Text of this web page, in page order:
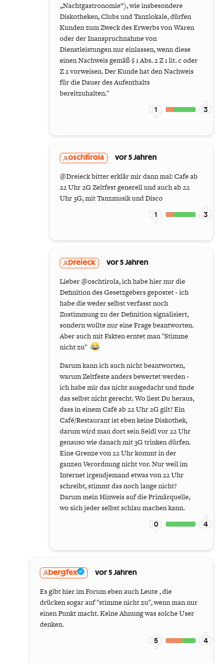
„Nachtgastronomie“), wie insbesondere
Diskotheken, Clubs und Tanzlokale, dürfen
Kunden zum Zweck des Erwerbs von Waren
oder der Inanspruchnahme von
Dienstleistungen nur einlassen, wenn diese
einen Nachweis gemäß § 1 Abs. 2 Z 1 lit. c oder
Z 2 vorweisen. Der Kunde hat den Nachweis
für die Dauer des Aufenthalts
bereitzuhalten."
1 3
oschtirola vor 5 Jahren
@Dreieck bitter erklär mir dann mal: Cafe ab
22 Uhr 2G Zeltfest generell und auch ab 22
Uhr 3G, mit Tanzmusik und Disco
1 3
Dreieck vor 5 Jahren
Lieber @oschtirola, ich habe hier nur die
Definition des Gesetzgebers gepostet - ich
habe die weder selbst verfasst noch
Zustimmung zu der Definition signalisiert,
sondern wollte nur eine Frage beantworten.
Aber auch mit Fakten erntet man "Stimme
nicht zu"
Darum kann ich auch nicht beantworten,
warum Zeltfeste anders bewertet werden -
ich habe mir das nicht ausgedacht und finde
das selbst nicht gerecht. Wo liest Du heraus,
dass in einem Café ab 22 Uhr 2G gilt? Ein
Café/Restaurant ist eben keine Diskothek,
darum wird man dort sein Seidl vor 22 Uhr
genauso wie danach mit 3G trinken dürfen.
Eine Grenze von 22 Uhr kommt in der
ganzen Verordnung nicht vor. Nur weil im
Internet irgendjemand etwas von 22 Uhr
schreibt, stimmt das noch lange nicht?
Darum mein Hinweis auf die Primärquelle,
wo sich jeder selbst schlau machen kann.
0 4
bergfex vor 5 Jahren
Es gibt hier im Forum eben auch Leute , die
drücken sogar auf "stimme nicht zu", wenn man nur
einen Punkt macht. Keine Ahnung was solche User
denken.
5 4